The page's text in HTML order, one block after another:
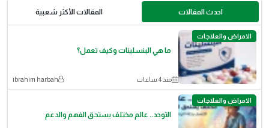
احدث المقالات المقالات الأكثر شعبية
الامراض والعلاجات
ما هي البنسلينات وكيف تعمل؟
منذ 4 ساعات ibrahim harbah
الامراض والعلاجات
التوحد.. عالم مختلف يستحق الفهم والدعم